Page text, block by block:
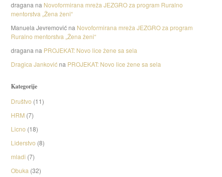
dragana na Novoformirana mreža JEZGRO za program Ruralno
mentorstva „Žena ženi“
Manuela Jevremovićna Novoformirana mreža JEZGRO za program
Ruralno mentorstva „Žena ženi“
dragana na PROJEKAT: Novo lice žene sa sela
Dragica Jankovićna PROJEKAT: Novo lice žene sa sela
Kategorije
Društvo (11)
HRM (7)
Licno (18)
Liderstvo (8)
mladi (7)
Obuka (32)